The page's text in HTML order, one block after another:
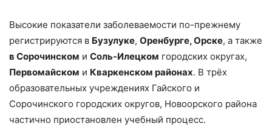
Высокие показатели заболеваемости по-прежнему
регистрируются в Бузулуке, Оренбурге, Орске, а также
в Сорочинском и Соль-Илецком городских округах,
Первомайском и Кваркенском районах. В трёх
образовательных учреждениях Гайского и
Сорочинского городских округов, Новоорского района
частично приостановлен учебный процесс.